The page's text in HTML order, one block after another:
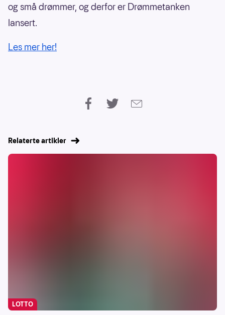
og små drømmer, og derfor er Drømmetanken
lansert.
Les mer her!
Relaterte artikler
LOTTO